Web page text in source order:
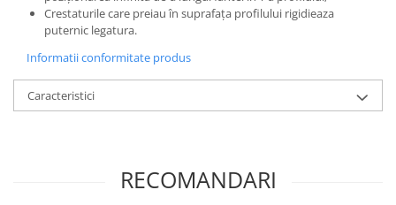
Crestaturile care preiau în suprafața profilului rigidieaza
puternic legatura.
Informatii conformitate produs
Caracteristici
RECOMANDARI